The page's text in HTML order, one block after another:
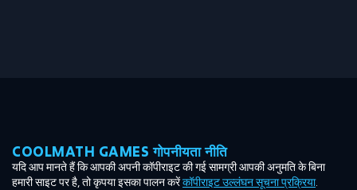
COOLMATH GAMES गोपनीयता नीति
यदि आप मानते हैं कि आपकी अपनी कॉपीराइट की गई सामग्री आपकी अनुमति के बिना
हमारी साइट पर है, तो कृपया इसका पालन करेंकॉपीराइट उल्लंघन सूचना प्रक्रिया.